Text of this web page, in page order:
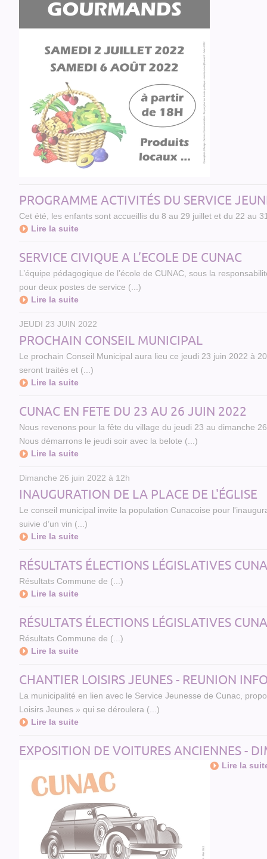
PROGRAMME ACTIVITÉS DU SERVICE
Cet été, les enfants sont accueillis du 8 au 29 juillet et du 22 au
Lire la suite
SERVICE CIVIQUE A L’ECOLE DE CUNAC
L’équipe pédagogique de l’école de CUNAC, sous la
pour deux postes de service (...)
Lire la suite
JEUDI 23 JUIN 2022
PROCHAIN CONSEIL MUNICIPAL
Le prochain Conseil Municipal aura lieu ce jeudi 23 juin 2022 à
seront traités et (...)
Lire la suite
CUNAC EN FETE DU 23 AU 26 JUIN 2022
Nous revenons pour la fête du village du jeudi 23 au dimanche
Nous démarrons le jeudi soir avec la belote (...)
Lire la suite
Dimanche 26 juin 2022 à 12h
INAUGURATION DE LA PLACE DE L'ÉGLISE
Le conseil municipal invite la population Cunacoise pour
suivie d’un vin (...)
Lire la suite
RÉSULTATS ÉLECTIONS LÉGISLATIVES
Résultats Commune de (...)
Lire la suite
RÉSULTATS ÉLECTIONS LÉGISLATIVES
Résultats Commune de (...)
Lire la suite
CHANTIER LOISIRS JEUNES - REUNION
La municipalité en lien avec le Service Jeunesse de Cunac,
Loisirs Jeunes » qui se déroulera (...)
Lire la suite
EXPOSITION DE VOITURES ANCIENNES -
Lire la